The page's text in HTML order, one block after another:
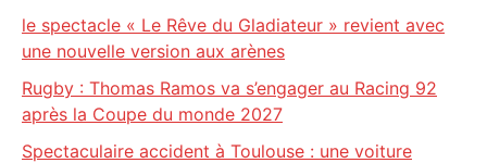
le spectacle « Le Rêve du Gladiateur » revient avec
une nouvelle version aux arènes
Rugby : Thomas Ramos va s’engager au Racing 92
après la Coupe du monde 2027
Spectaculaire accident à Toulouse : une voiture